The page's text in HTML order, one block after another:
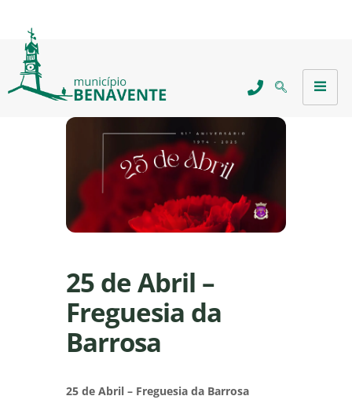
25 de Abril –
Freguesia da
Barrosa
25 de Abril – Freguesia da Barrosa